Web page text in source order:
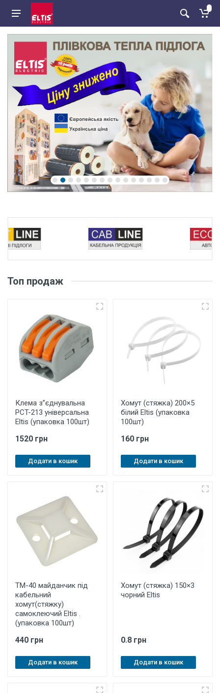
Топ продаж
Клема з”єднувальна
PCT-213 універсальна
Eltis (упаковка 100шт)
1520 грн
Додати в кошик
Хомут (стяжка) 200×5
білий Eltis (упаковка
100шт)
160 грн
Додати в кошик
ТМ-40 майданчик під
кабельний
хомут(стяжку)
самоклеючий Eltis .
(упаковка 100шт)
440 грн
Додати в кошик
Хомут (стяжка) 150×3
чорний Eltis
0.8 грн
Додати в кошик